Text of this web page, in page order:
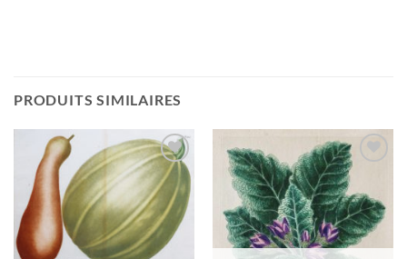
PRODUITS SIMILAIRES
Ajouter
à la
wishlist
Ajouter
wishlist